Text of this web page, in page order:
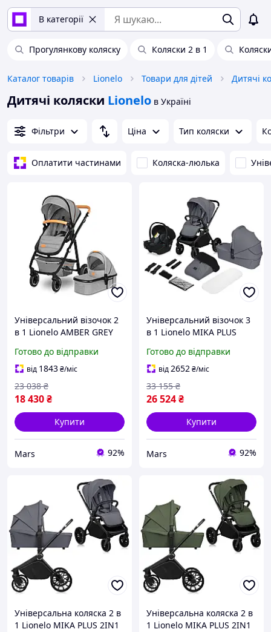
В категорії
Прогулянкову коляску Коляски 2 в 1
Каталог товарів Lionelo Товари для дітей Дитячі
Дитячі коляски Lionelo в Україні
Фільтри Ціна Тип коляски
Оплатити частинами Коляска-люлька
Універсальний візочок 2
в 1 Lionelo AMBER GREY
Готово до відправки
від 1843₴/міс
18 430₴
23 038 ₴
Купити
Mars 92%
Універсальний візочок 3
в 1 Lionelo MIKA PLUS
Готово до відправки
від2652₴/міс
26 524₴
33 155 ₴
Купити
Mars 92%
Універсальна коляска 2 в
1 Lionelo MIKA PLUS 2IN1
Універсальна коляска 2 в
1 Lionelo MIKA PLUS 2IN1